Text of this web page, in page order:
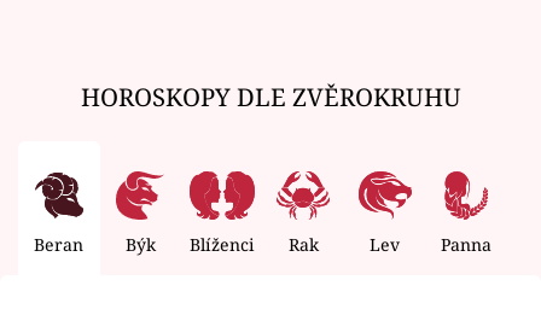
HOROSKOPY DLE ZVĚROKRUHU
Beran Býk Blíženci Rak Lev Panna